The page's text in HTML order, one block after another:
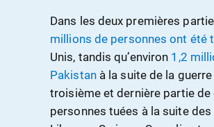
Dans les deux premières
millions de personnes ont été
Unis, tandis qu’environ 1,2
Pakistanà la suite de la
troisième et dernière partie de
personnes tuées à la suite